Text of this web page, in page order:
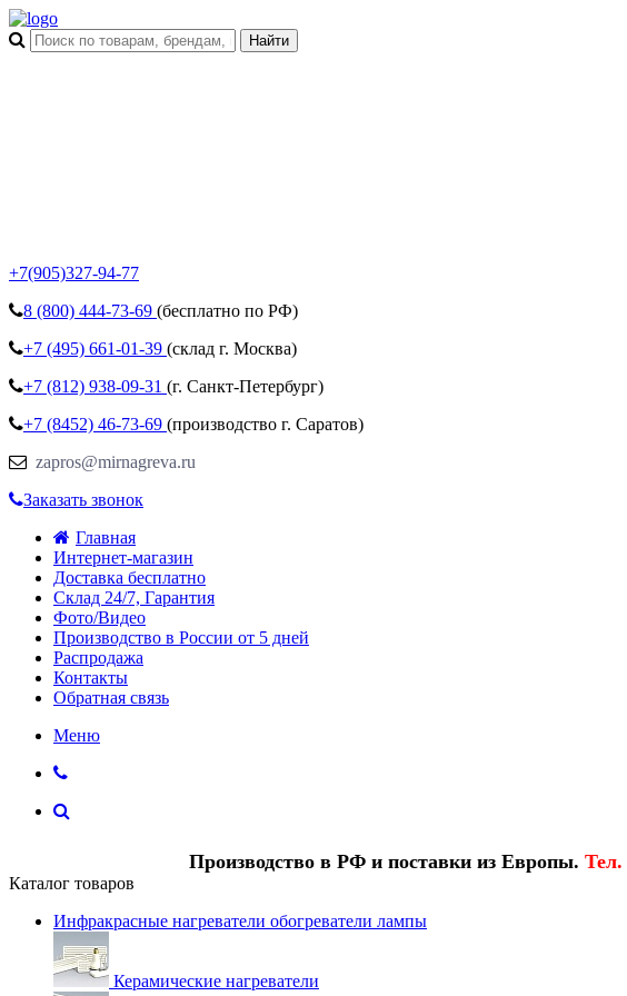
+7(905)327-94-77
8 (800) 444-73-69 (бесплатно по РФ)
+7 (495) 661-01-39 (склад г. Москва)
+7 (812) 938-09-31 (г. Санкт-Петербург)
+7 (8452) 46-73-69 (производство г. Саратов)
zapros@mirnagreva.ru
Заказать звонок
Главная
Интернет-магазин
Доставка бесплатно
Склад 24/7, Гарантия
Фото/Видео
Производство в России от 5 дней
Распродажа
Контакты
Обратная связь
Меню
Производство в РФ и поставки из Европы. Тел.
Каталог товаров
Инфракрасные нагреватели обогреватели лампы
Керамические нагреватели